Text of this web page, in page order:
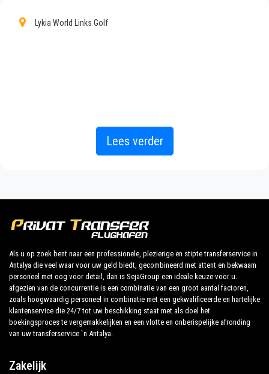
bedrijf, wij zijn het mooie alternatief voor het
openbaar vervoer van of naar Denizyaka.
Boek nu uw privétransfer in Antalya en reis naar uw
hotel in Denizyaka!
De uitgebreide ervaring van ons bedrijf garandeert al
onze klanten de zekerheid van een professionele
service voor iedereen, dankzij onze vaste prijzen en
economische voorwaarden. Onze klanten zijn onze
topprioriteit en zullen profiteren van auto's die zijn
beroep waardig is.
Lykia World Links Golf
Lees verder
Als u op zoek bent naar een professionele, plezierige en stipte transferservice in
Antalya die veel waar voor uw geld biedt, gecombineerd met attent en bekwaam
personeel met oog voor detail, dan is SejaGroup een ideale keuze voor u.
afgezien van de concurrentie is een combinatie van een groot aantal factoren,
zoals hoogwaardig personeel in combinatie met een gekwalificeerde en hartelijke
klantenservice die 24/7 tot uw beschikking staat met als doel het
boekingsproces te vergemakkelijken en een vlotte en onberispelijke afronding
van uw transferservice `n Antalya.
Zakelijk